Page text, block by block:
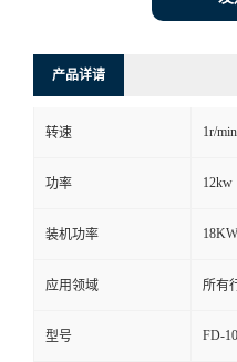
产品详请
转速 1r/min
功率 12kw
装机功率 18KW
应用领域 所有
型号 FD-10